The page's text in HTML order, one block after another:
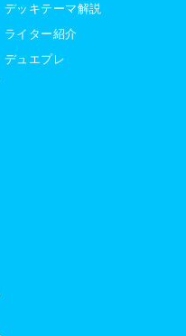
デッキテーマ解説
ライター紹介
デュエプレ